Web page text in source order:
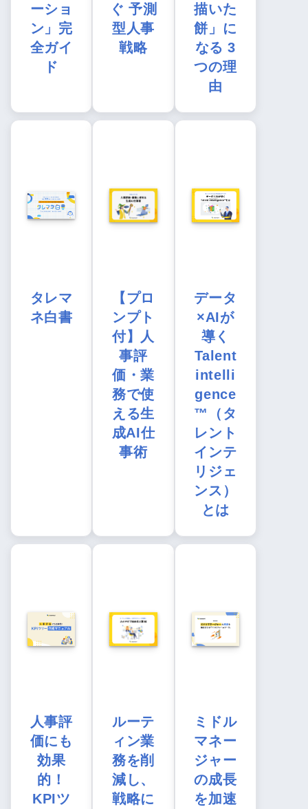
ーショ
ン」完
全ガイ
ド
ぐ 予測
型人事
戦略
描いた
餅」に
なる 3
つの理
由
タレマ
ネ白書
【プロ
ンプト
付】人
事評
価・業
務で使
える生
成AI仕
事術
データ
×AIが
導く
Talent
intelli
gence
™（タ
レント
インテ
リジェ
ンス）
とは
人事評
価にも
効果
的！
KPIツ
ルーテ
ィン業
務を削
減し、
戦略に
ミドル
マネー
ジャー
の成長
を加速